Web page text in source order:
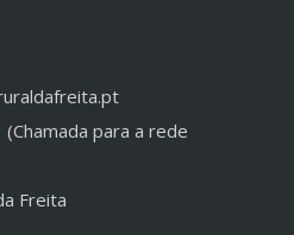
para a rede
Freita